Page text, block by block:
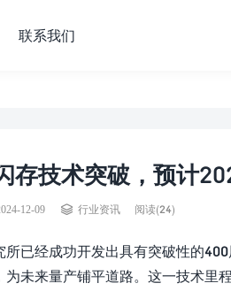
联系我们
存技术突破，预计
12-09 行业资讯 阅读(24)
已经成功开发出具有突破性的
未来量产铺平道路。这一技术里